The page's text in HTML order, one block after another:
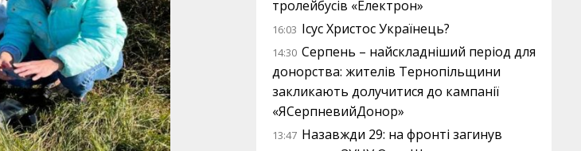
тролейбусів «Електрон»
16:03 Ісус Христос Українець?
14:30 Серпень – найскладніший період для
донорства: жителів Тернопільщини
закликають долучитися до кампанії
«ЯСерпневийДонор»
13:47 Назавжди 29: на фронті загинув